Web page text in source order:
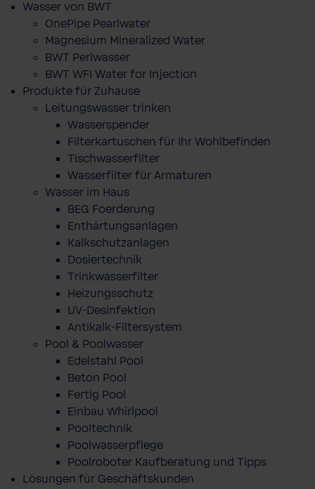
Wasser von BWT
OnePipe Pearlwater
Magnesium Mineralized Water
BWT Perlwasser
BWT WFI Water for Injection
Produkte für Zuhause
Leitungswasser trinken
Wasserspender
Filterkartuschen für Ihr Wohlbefinden
Tischwasserfilter
Wasserfilter für Armaturen
Wasser im Haus
BEG Foerderung
Enthärtungsanlagen
Kalkschutzanlagen
Dosiertechnik
Trinkwasserfilter
Heizungsschutz
UV-Desinfektion
Antikalk-Filtersystem
Pool & Poolwasser
Edelstahl Pool
Beton Pool
Fertig Pool
Einbau Whirlpool
Pooltechnik
Poolwasserpflege
Poolroboter Kaufberatung und Tipps
Lösungen für Geschäftskunden